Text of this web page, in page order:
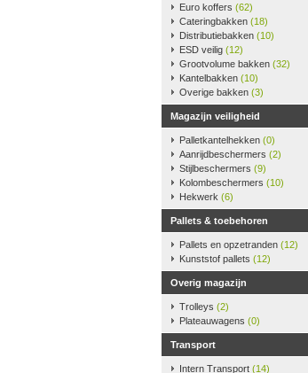
Euro koffers (62)
Cateringbakken (18)
Distributiebakken (10)
ESD veilig (12)
Grootvolume bakken (32)
Kantelbakken (10)
Overige bakken (3)
Magazijn veiligheid
Palletkantelhekken (0)
Aanrijdbeschermers (2)
Stijlbeschermers (9)
Kolombeschermers (10)
Hekwerk (6)
Pallets & toebehoren
Pallets en opzetranden (12)
Kunststof pallets (12)
Overig magazijn
Trolleys (2)
Plateauwagens (0)
Transport
Intern Transport (14)